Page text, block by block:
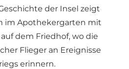
der Insel zeigt
im Apothekergarten mit
dem Friedhof, wo die
Flieger an Ereignisse
erinnern.